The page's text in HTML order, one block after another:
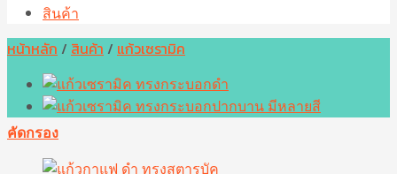
สินค้า
หน้าหลัก / สินค้า / แก้วเซรามิค
คัดกรอง